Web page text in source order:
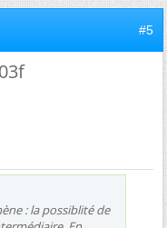
#5
: la possiblité de